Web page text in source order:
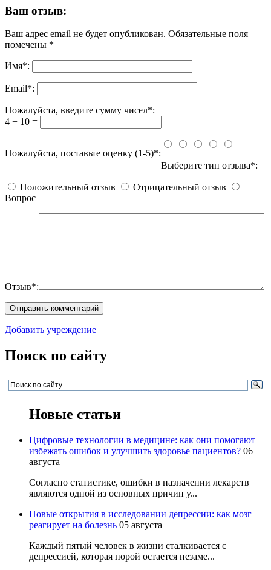
Ваш отзыв:
Ваш адрес email не будет опубликован. Обязательные поля
помечены *
Имя*:
Email*:
Пожалуйста, введите сумму чисел*:
4 + 10 =
Пожалуйста, поставьте оценку (1-5)*:
Выберите тип отзыва*:
Положительный отзыв
Отрицательный отзыв
Вопрос
Отзыв*:
Добавить учреждение
Поиск по сайту
Новые статьи
Цифровые технологии в медицине: как они помогают
избежать ошибок и улучшить здоровье пациентов? 06
августа
Согласно статистике, ошибки в назначении лекарств
являются одной из основных причин у...
Новые открытия в исследовании депрессии: как мозг
реагирует на болезнь 05 августа
Каждый пятый человек в жизни сталкивается с
депрессией, которая порой остается незаме...